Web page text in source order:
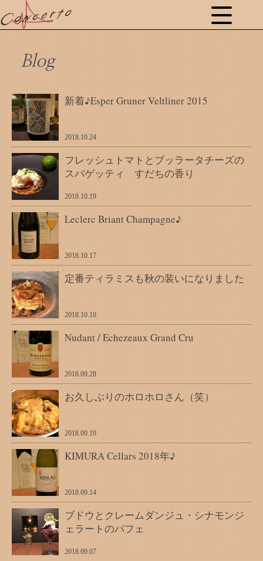
Blog
新着♪Esper Gruner Veltliner 2015
2018.10.24
フレッシュトマトとブッラータチーズの
スパゲッティ すだちの香り
2018.10.19
Leclerc Briant Champagne♪
2018.10.17
定番ティラミスも秋の装いになりました
2018.10.10
Nudant / Echezeaux Grand Cru
2018.09.28
お久しぶりのホロホロさん（笑）
2018.09.19
KIMURA Cellars 2018年♪
2018.09.14
ブドウとクレームダンジュ・シナモンジ
ェラートのパフェ
2018.09.07